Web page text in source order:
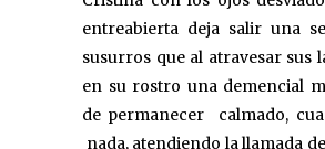
entreabierta deja salir una
susurros que al atravesar sus
en su rostro una demencial
de permanecer calmado,
nada, atendiendo la llamada